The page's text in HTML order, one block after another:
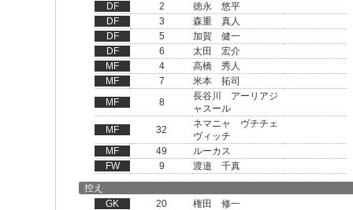
DF
2
徳永 悠平
DF
3
森重 真人
DF
5
加賀 健一
DF
6
太田 宏介
MF
4
高橋 秀人
MF
7
米本 拓司
MF
8
長谷川 アーリアジ
ャスール
MF
32
ネマニャ ヴチチェ
ヴィッチ
MF
49
ルーカス
FW
9
渡邉 千真
控え
GK
20
権田 修一